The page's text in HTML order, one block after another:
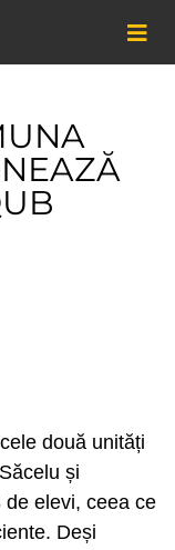
două unități
și
elevi, ceea ce
Deși